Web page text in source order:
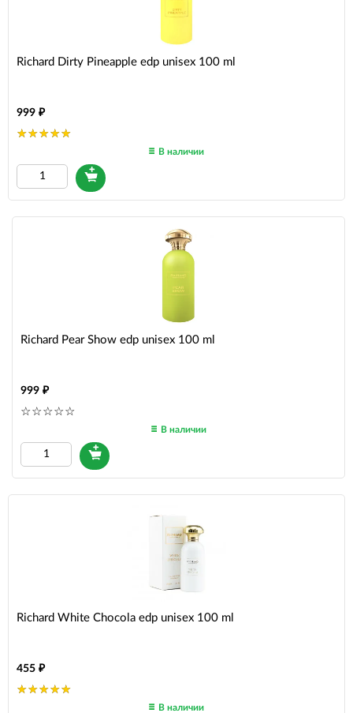
Richard Dirty Pineapple edp unisex 100 ml
999
В наличии
Richard Pear Show edp unisex 100 ml
999
В наличии
Richard White Chocola edp unisex 100 ml
455
В наличии